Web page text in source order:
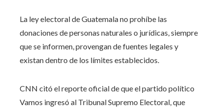
La ley electoral de Guatemala no prohíbe las
donaciones de personas naturales o jurídicas, siempre
que se informen, provengan de fuentes legales y
existan dentro de los límites establecidos.
CNN citó el reporte oficial de que el partido político
Vamos ingresó al Tribunal Supremo Electoral, que